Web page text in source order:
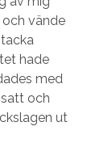
vände
hade
med
och
ut